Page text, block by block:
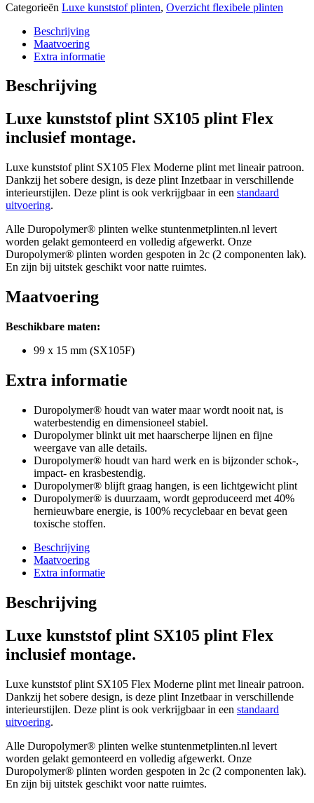
Categorieën Luxe kunststof plinten, Overzicht flexibele plinten
Beschrijving
Maatvoering
Extra informatie
Beschrijving
Luxe kunststof plint SX105 plint Flex
inclusief montage.
Luxe kunststof plint SX105 Flex Moderne plint met lineair patroon.
Dankzij het sobere design, is deze plint Inzetbaar in verschillende
interieurstijlen. Deze plint is ook verkrijgbaar in een standaard
uitvoering.
Alle Duropolymer® plinten welke stuntenmetplinten.nl levert
worden gelakt gemonteerd en volledig afgewerkt. Onze
Duropolymer® plinten worden gespoten in 2c (2 componenten lak).
En zijn bij uitstek geschikt voor natte ruimtes.
Maatvoering
Beschikbare maten:
99 x 15 mm (SX105F)
Extra informatie
Duropolymer® houdt van water maar wordt nooit nat, is
waterbestendig en dimensioneel stabiel.
Duropolymer blinkt uit met haarscherpe lijnen en fijne
weergave van alle details.
Duropolymer® houdt van hard werk en is bijzonder schok-,
impact- en krasbestendig.
Duropolymer® blijft graag hangen, is een lichtgewicht plint
Duropolymer® is duurzaam, wordt geproduceerd met 40%
hernieuwbare energie, is 100% recyclebaar en bevat geen
toxische stoffen.
Beschrijving
Maatvoering
Extra informatie
Beschrijving
Luxe kunststof plint SX105 plint Flex
inclusief montage.
Luxe kunststof plint SX105 Flex Moderne plint met lineair patroon.
Dankzij het sobere design, is deze plint Inzetbaar in verschillende
interieurstijlen. Deze plint is ook verkrijgbaar in een standaard
uitvoering.
Alle Duropolymer® plinten welke stuntenmetplinten.nl levert
worden gelakt gemonteerd en volledig afgewerkt. Onze
Duropolymer® plinten worden gespoten in 2c (2 componenten lak).
En zijn bij uitstek geschikt voor natte ruimtes.